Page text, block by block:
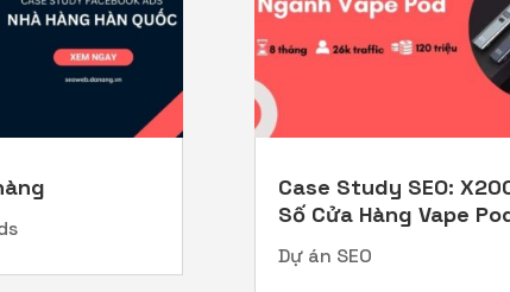
Case Study SEO:
Số Cửa Hàng Vape
Dự án SEO